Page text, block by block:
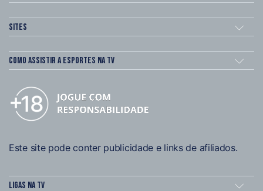
Sites
Como assistir a esportes na TV
Este site pode conter publicidade e links de afiliados.
Ligas na TV